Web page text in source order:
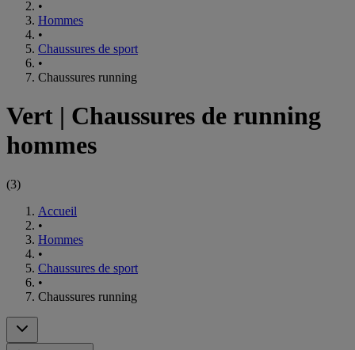
•
Hommes
•
Chaussures de sport
•
Chaussures running
Vert | Chaussures de running
hommes
(3)
Accueil
•
Hommes
•
Chaussures de sport
•
Chaussures running